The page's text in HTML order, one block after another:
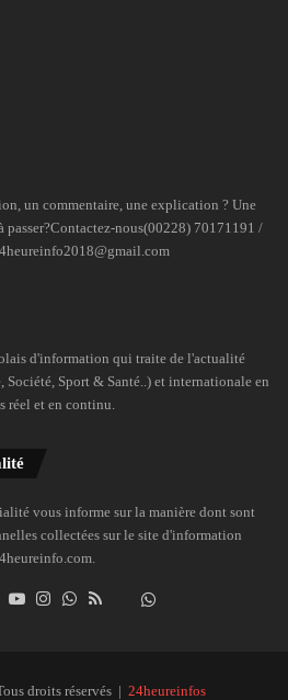
un commentaire, une explication ? Une
nous(00228) 70171191 /
d'information qui traite de l'actualité
Sport & Santé..) et internationale en
réel et en continu.
vous informe sur la manière dont sont
collectées sur le site d'information
LinkedinYouTubeInstagramWhatsAppDailymotion
droits réservés | 24heureinfos